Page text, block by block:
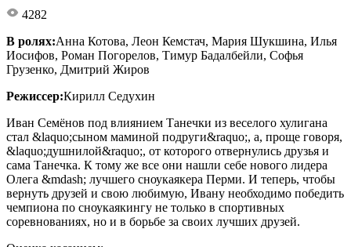
4282
В ролях:Анна Котова, Леон Кемстач, Мария Шукшина, Илья
Иосифов, Роман Погорелов, Тимур Бадалбейли, Софья
Грузенко, Дмитрий Жиров
Режиссер:Кирилл Седухин
Иван Семёнов под влиянием Танечки из веселого хулигана
стал &laquo;сыном маминой подруги&raquo;, а, проще говоря,
&laquo;душнилой&raquo;, от которого отвернулись друзья и
сама Танечка. К тому же все они нашли себе нового лидера
Олега &mdash; лучшего сноукаякера Перми. И теперь, чтобы
вернуть друзей и свою любимую, Ивану необходимо победить
чемпиона по сноукаякингу не только в спортивных
соревнованиях, но и в борьбе за своих лучших друзей.